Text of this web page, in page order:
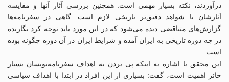
درآوردند، نکته بسیار مهمی است. همچنین بررسی آثار آنها و مقایسه
آثارشان با شواهد دقیق‌تر تاریخی لازم است. گاهی در سفرنامه‌ها
گزارش‌های متناقضی دیده می‌شود که در این مورد باید توجه کرد نگارنده
در چه دوره تاریخی به ایران آمده و شرایط ایران در آن دوره چگونه بوده
است.
این محقق با اشاره به اینکه پی بردن به اهداف سفرنامه‌نویسان بسیار
حائز اهمیت است، گفت: بسیاری از این افراد در ابتدا با اهداف سیاسی